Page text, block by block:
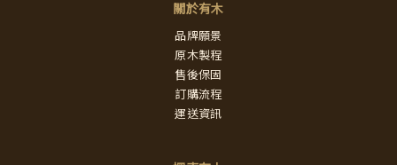
關於有木
品牌願景
原木製程
售後保固
訂購流程
運送資訊